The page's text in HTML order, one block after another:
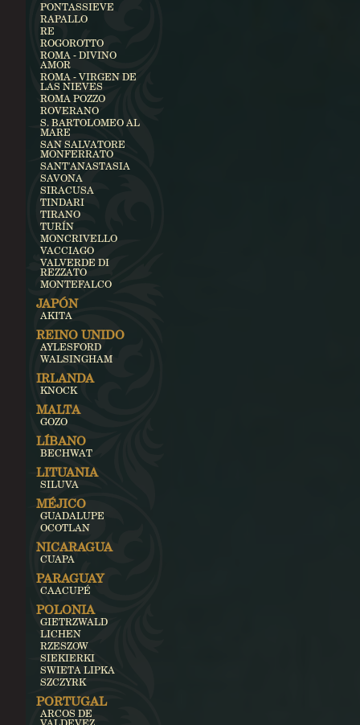
PONTASSIEVE
RAPALLO
RE
ROGOROTTO
ROMA - DIVINO
AMOR
ROMA - VIRGEN DE
LAS NIEVES
ROMA POZZO
ROVERANO
S. BARTOLOMEO AL
MARE
SAN SALVATORE
MONFERRATO
SANT'ANASTASIA
SAVONA
SIRACUSA
TINDARI
TIRANO
TURÍN
MONCRIVELLO
VACCIAGO
VALVERDE DI
REZZATO
MONTEFALCO
JAPÓN
AKITA
REINO UNIDO
AYLESFORD
WALSINGHAM
IRLANDA
KNOCK
MALTA
GOZO
LÍBANO
BECHWAT
LITUANIA
SILUVA
MÉJICO
GUADALUPE
OCOTLAN
NICARAGUA
CUAPA
PARAGUAY
CAACUPÉ
POLONIA
GIETRZWALD
LICHEN
RZESZOW
SIEKIERKI
SWIETA LIPKA
SZCZYRK
PORTUGAL
ARCOS DE